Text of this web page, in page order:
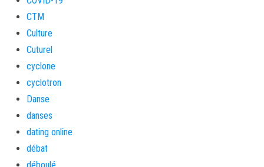
CTM
Culture
Cuturel
cyclone
cyclotron
Danse
danses
dating online
débat